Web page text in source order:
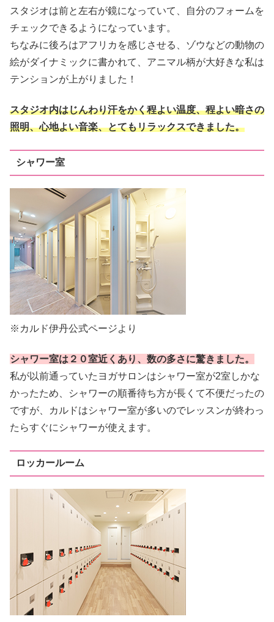
スタジオは前と左右が鏡になっていて、自分のフォームを
チェックできるようになっています。
ちなみに後ろはアフリカを感じさせる、ゾウなどの動物の
絵がダイナミックに書かれて、アニマル柄が大好きな私は
テンションが上がりました！
スタジオ内はじんわり汗をかく程よい温度、程よい暗さの
照明、心地よい音楽、とてもリラックスできました。
シャワー室
※カルド伊丹公式ページより
シャワー室は２０室近くあり、数の多さに驚きました。
私が以前通っていたヨガサロンはシャワー室が2室しかな
かったため、シャワーの順番待ち方が長くて不便だったの
ですが、カルドはシャワー室が多いのでレッスンが終わっ
たらすぐにシャワーが使えます。
ロッカールーム